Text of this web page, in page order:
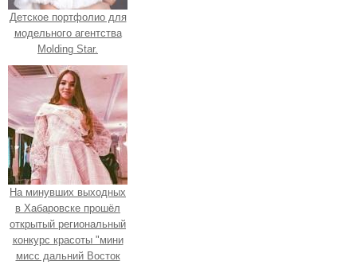
Детское портфолио для
модельного агентства
Molding Star.
На минувших выходных
в Хабаровске прошёл
открытый региональный
конкурс красоты "мини
мисс дальний Восток